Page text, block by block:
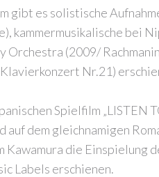
gibt es solistische
kammermusikalische bei
Orchestra (2009/
Nr.21)
Spielfilm „LISTEN
auf dem gleichnamigen
Kawamura die Einspielung
Labels erschienen.